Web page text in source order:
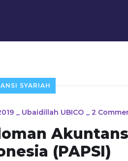
SYARIAH
_ Ubaidillah UBICO _ 2
(PAPSI)